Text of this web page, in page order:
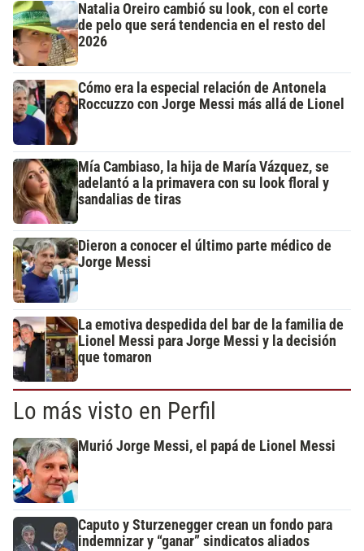
Natalia Oreiro cambió su look, con el corte
de pelo que será tendencia en el resto del
2026
Cómo era la especial relación de Antonela
Roccuzzo con Jorge Messi más allá de Lionel
Mía Cambiaso, la hija de María Vázquez, se
adelantó a la primavera con su look floral y
sandalias de tiras
Dieron a conocer el último parte médico de
Jorge Messi
La emotiva despedida del bar de la familia de
Lionel Messi para Jorge Messi y la decisión
que tomaron
Lo más visto en Perfil
Murió Jorge Messi, el papá de Lionel Messi
Caputo y Sturzenegger crean un fondo para
indemnizar y “ganar” sindicatos aliados